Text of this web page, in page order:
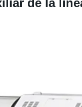
de la